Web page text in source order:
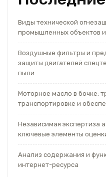
Виды технической
промышленных объектов и
Воздушные фильтры и
защиты двигателей
пыли
Моторное масло в бочке:
транспортировке и
Независимая экспертиза
ключевые элементы
Анализ содержания и
интернет-ресурса